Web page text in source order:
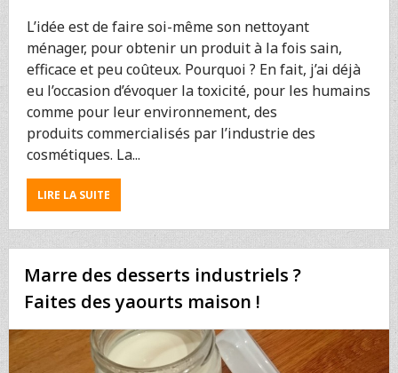
L’idée est de faire soi-même son nettoyant
ménager, pour obtenir un produit à la fois sain,
efficace et peu coûteux. Pourquoi ? En fait, j’ai déjà
eu l’occasion d’évoquer la toxicité, pour les humains
comme pour leur environnement, des
produits commercialisés par l’industrie des
cosmétiques. La...
LIRE LA SUITEABOUT
FABRIQUEZ
UN
NETTOYANT
USAGE
ÉCONOMIQUE
ET
ÉCOLOGIQUE
Marre des desserts industriels ?
Faites des yaourts maison !